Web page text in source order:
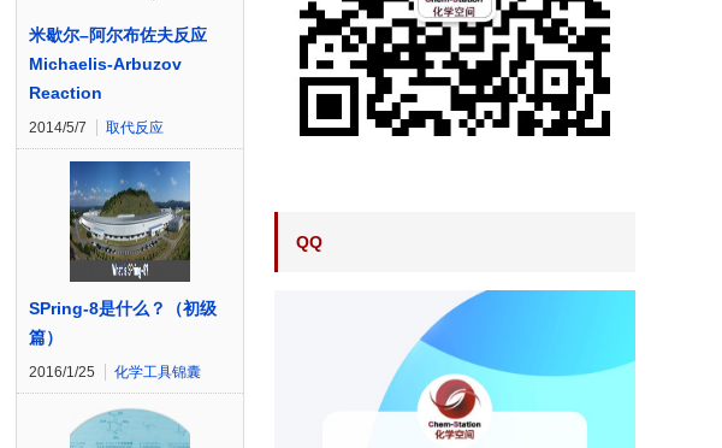
米歇尔–阿尔布佐夫反应
Michaelis-Arbuzov
Reaction
2014/5/7 取代反应
SPring-8是什么？（初级
篇）
2016/1/25 化学工具锦囊
QQ